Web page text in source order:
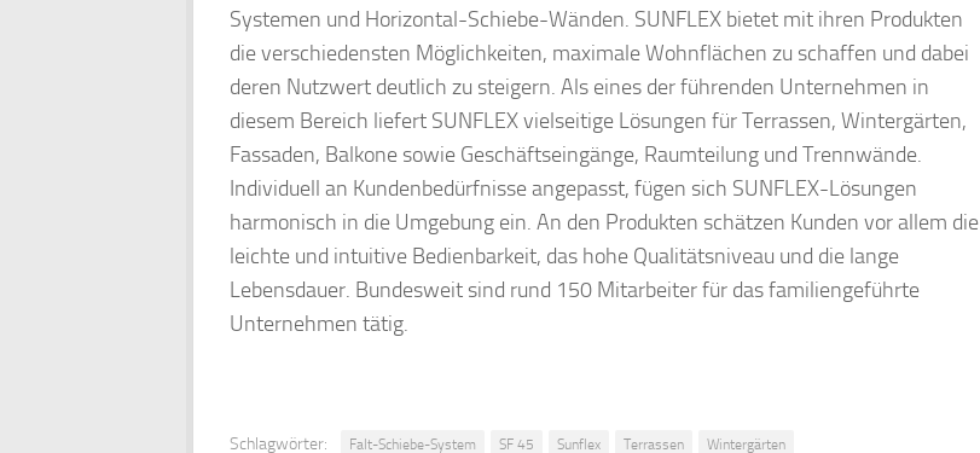
Systemen und Horizontal-Schiebe-Wänden. SUNFLEX bietet mit ihren Produkten
die verschiedensten Möglichkeiten, maximale Wohnflächen zu schaffen und dabei
deren Nutzwert deutlich zu steigern. Als eines der führenden Unternehmen in
diesem Bereich liefert SUNFLEX vielseitige Lösungen für Terrassen, Wintergärten,
Fassaden, Balkone sowie Geschäftseingänge, Raumteilung und Trennwände.
Individuell an Kundenbedürfnisse angepasst, fügen sich SUNFLEX-Lösungen
harmonisch in die Umgebung ein. An den Produkten schätzen Kunden vor allem die
leichte und intuitive Bedienbarkeit, das hohe Qualitätsniveau und die lange
Lebensdauer. Bundesweit sind rund 150 Mitarbeiter für das familiengeführte
Unternehmen tätig.
Schlagwörter: Falt-Schiebe-System SF 45 Sunflex Terrassen Wintergärten